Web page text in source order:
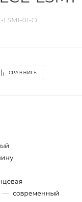
01-Cr
СРАВНИТЬ
— современный